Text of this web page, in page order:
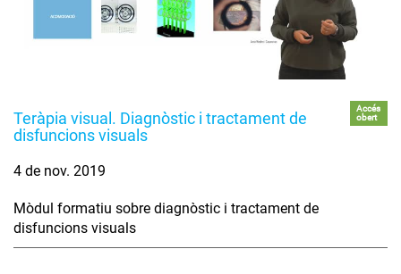
Teràpia visual. Diagnòstic i tractament de
disfuncions visuals
Accés
obert
4 de nov. 2019
Mòdul formatiu sobre diagnòstic i tractament de
disfuncions visuals